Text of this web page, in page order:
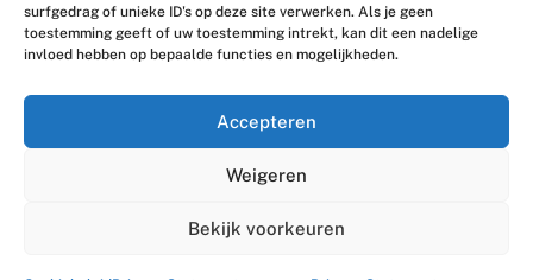
surfgedrag of unieke ID's op deze site verwerken. Als je geen
toestemming geeft of uw toestemming intrekt, kan dit een nadelige
invloed hebben op bepaalde functies en mogelijkheden.
Accepteren
Weigeren
Bekijk voorkeuren
Houttuinlaan 8
3447 GM Woerden